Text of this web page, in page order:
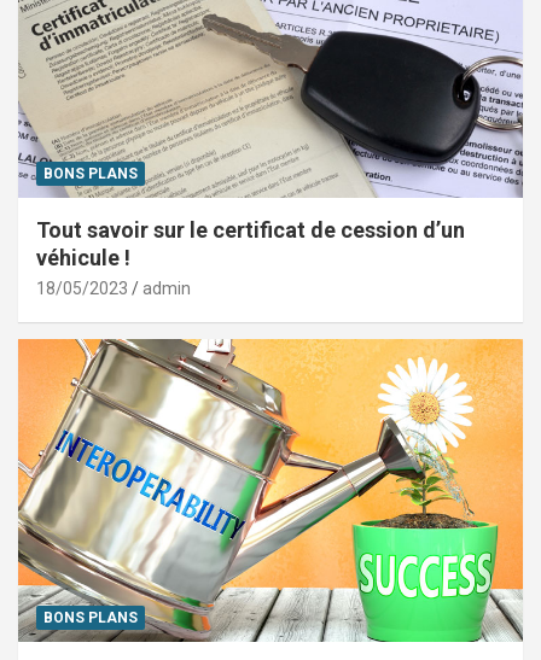
BONS PLANS
Tout savoir sur le certificat de cession d’un
véhicule !
18/05/2023 admin
BONS PLANS